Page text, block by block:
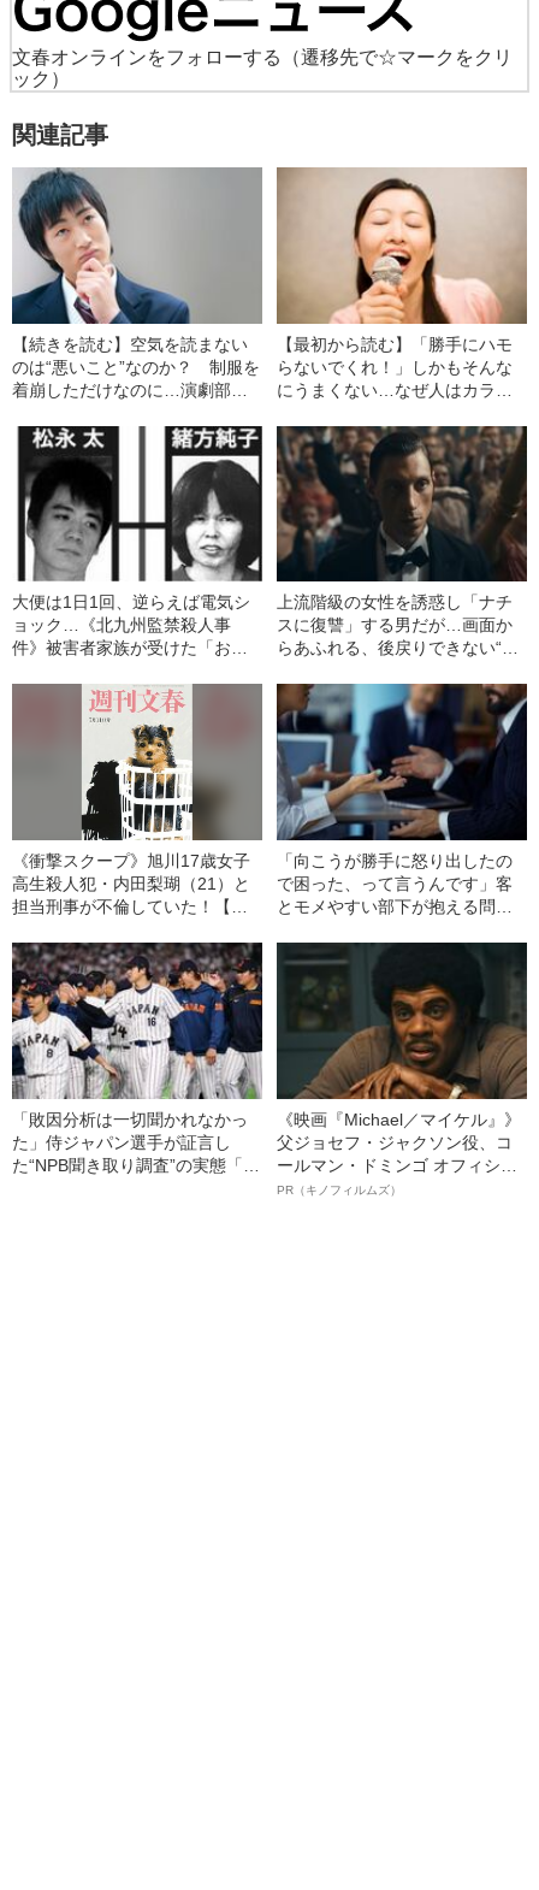
文春オンラインをフォローする
（遷移先で☆マークをクリ
ック）
関連記事
【続きを読む】空気を読まない
のは“悪いこと”なのか？ 制服を
着崩しただけなのに…演劇部の
まった理由
【最初から読む】「勝手にハモ
らないでくれ！」しかもそんな
にうまくない…なぜ人はカラオ
のか
大便は1日1回、逆らえば電気シ
ョック…《北九州監禁殺人事
件》被害者家族が受けた「おぞ
上流階級の女性を誘惑し「ナチ
スに復讐」する男だが…画面か
らあふれる、後戻りできない“や
映画化＞
《衝撃スクープ》旭川17歳女子
高生殺人犯・内田梨瑚（21）と
担当刑事が不倫していた！【週
「向こうが勝手に怒り出したの
で困った、って言うんです」客
とモメやすい部下が抱える問題
理学博士が回答
「敗因分析は一切聞かれなかっ
た」侍ジャパン選手が証言し
た“NPB聞き取り調査”の実態「選
《映画『Michael／マイケル』》
父ジョセフ・ジャクソン役、コ
ールマン・ドミンゴ オフィシャ
ルインタビュー“観客を魅了した
PR（キノフィルムズ）